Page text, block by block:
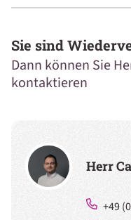
Sie sind
Dann können Sie
kontaktieren
Herr
+49